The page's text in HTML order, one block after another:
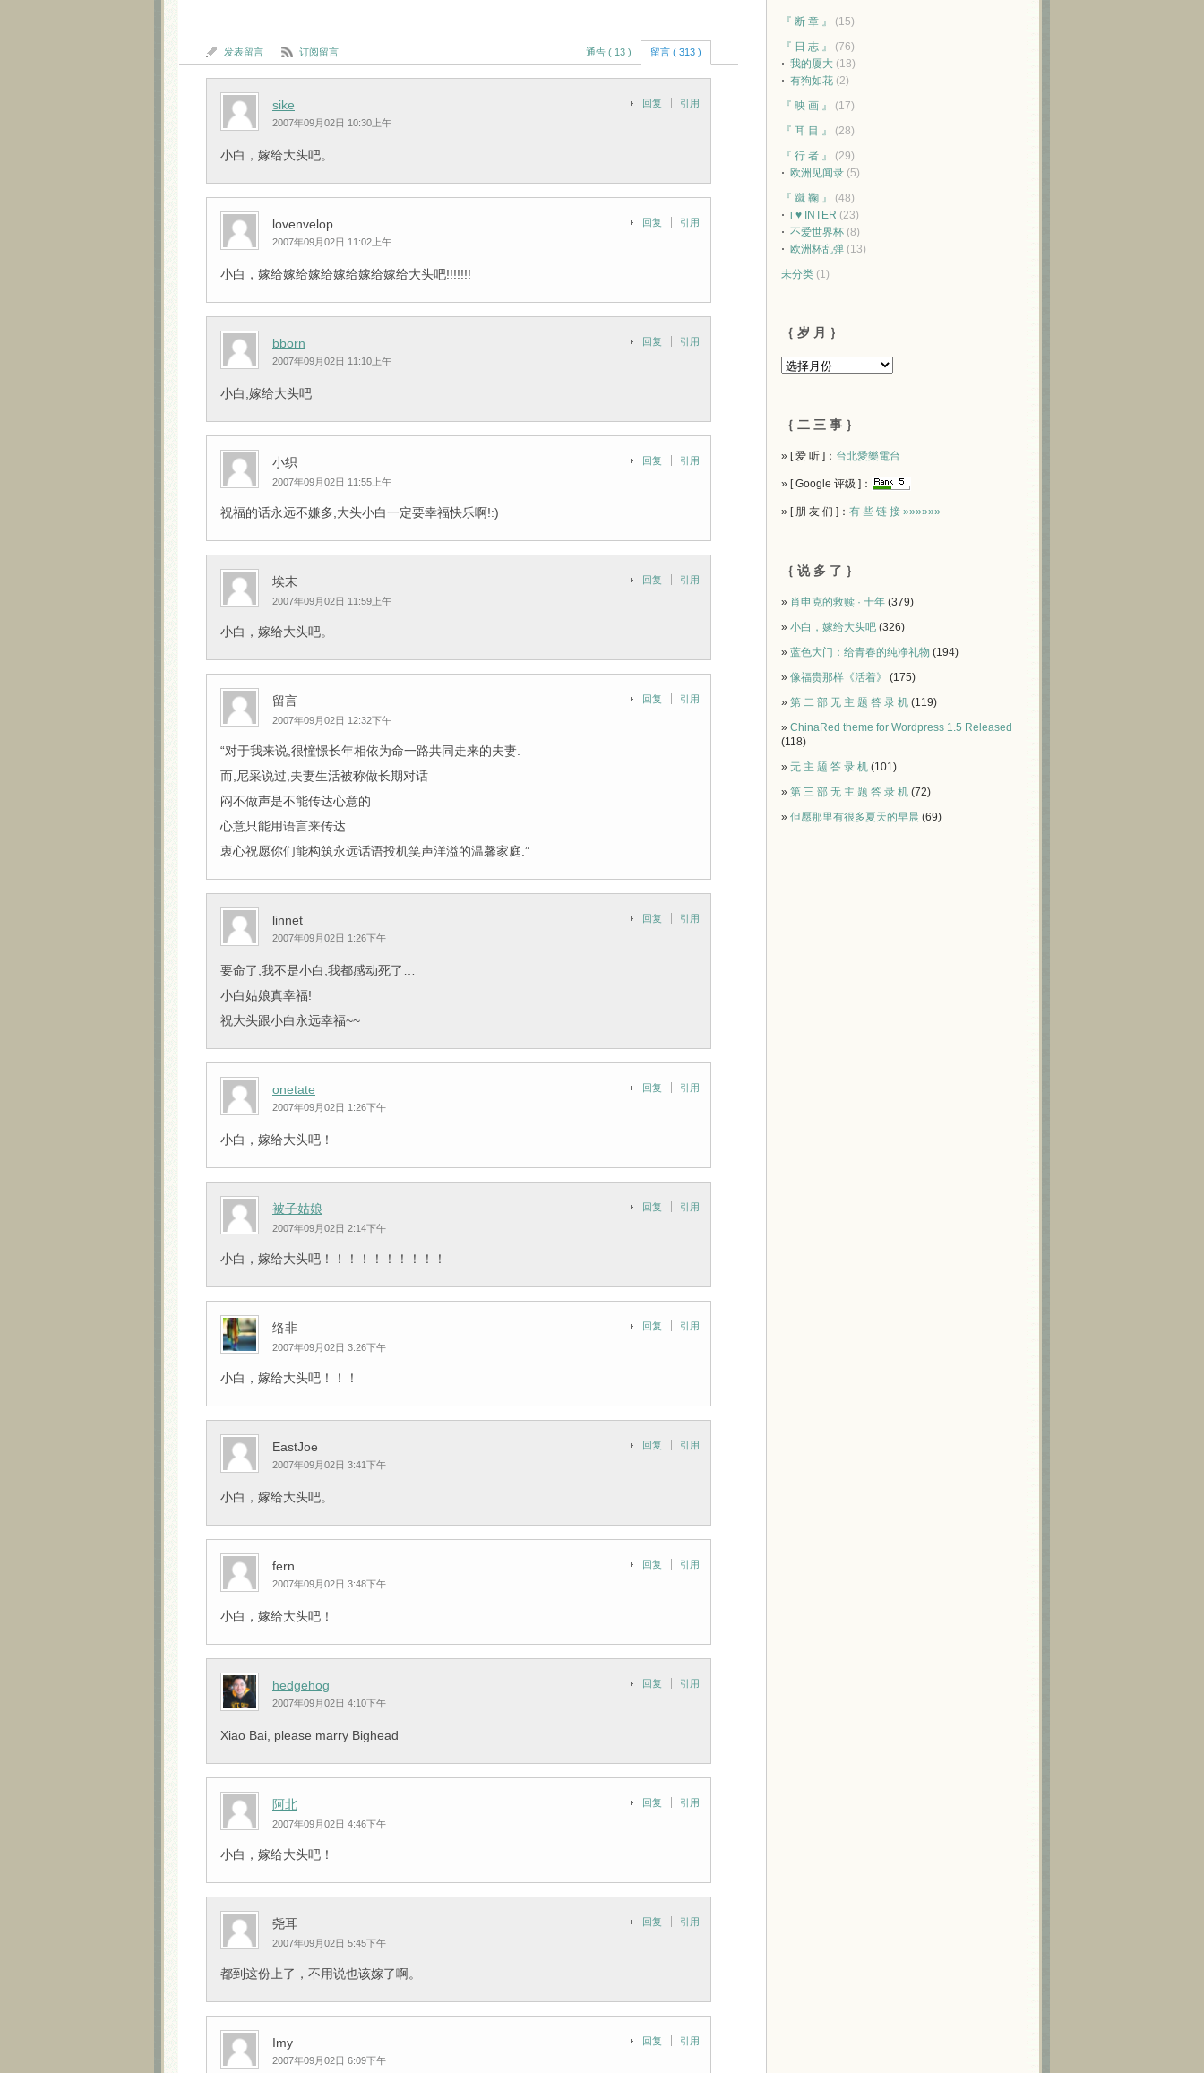
发表留言 订阅留言 通告 ( 13 ) 留言 ( 313 )
sike
2007年09月02日 10:30上午
回复 引用
小白，嫁给大头吧。
lovenvelop
2007年09月02日 11:02上午
回复 引用
小白，嫁给嫁给嫁给嫁给嫁给嫁给大头吧!!!!!!!
bborn
2007年09月02日 11:10上午
回复 引用
小白,嫁给大头吧
小织
2007年09月02日 11:55上午
回复 引用
祝福的话永远不嫌多,大头小白一定要幸福快乐啊!:)
埃末
2007年09月02日 11:59上午
回复 引用
小白，嫁给大头吧。
留言
2007年09月02日 12:32下午
回复 引用
“对于我来说,很憧憬长年相依为命一路共同走来的夫妻.
而,尼采说过,夫妻生活被称做长期对话
闷不做声是不能传达心意的
心意只能用语言来传达
衷心祝愿你们能构筑永远话语投机笑声洋溢的温馨家庭.”
linnet
2007年09月02日 1:26下午
回复 引用
要命了,我不是小白,我都感动死了…
小白姑娘真幸福!
祝大头跟小白永远幸福~~
onetate
2007年09月02日 1:26下午
回复 引用
小白，嫁给大头吧！
被子姑娘
2007年09月02日 2:14下午
回复 引用
小白，嫁给大头吧！！！！！！！！！！
络非
2007年09月02日 3:26下午
回复 引用
小白，嫁给大头吧！！！
EastJoe
2007年09月02日 3:41下午
回复 引用
小白，嫁给大头吧。
fern
2007年09月02日 3:48下午
回复 引用
小白，嫁给大头吧！
hedgehog
2007年09月02日 4:10下午
回复 引用
Xiao Bai, please marry Bighead
阿北
2007年09月02日 4:46下午
回复 引用
小白，嫁给大头吧！
尧耳
2007年09月02日 5:45下午
回复 引用
都到这份上了，不用说也该嫁了啊。
Imy
2007年09月02日 6:09下午
回复 引用
『 断 章 』
(15)
『 日 志 』
(76)
我的厦大 (18)
有狗如花 (2)
『 映 画 』
(17)
『 耳 目 』
(28)
『 行 者 』
(29)
欧洲见闻录 (5)
『 蹴 鞠 』
(48)
i ♥ INTER (23)
不爱世界杯 (8)
欧洲杯乱弹 (13)
未分类 (1)
｛ 岁 月 ｝
｛ 二 三 事 ｝
» [ 爱 听 ]： 台北愛樂電台
» [ Google 评级 ]：
» [ 朋 友 们 ]： 有 些 链 接 »»»»»»
｛ 说 多 了 ｝
» 肖申克的救赎 · 十年 (379)
» 小白，嫁给大头吧 (326)
» 蓝色大门：给青春的纯净礼物 (194)
» 像福贵那样《活着》
(175)
» 第 二 部 无 主 题 答 录 机 (119)
» ChinaRed theme for Wordpress 1.5 Released
(118)
» 无 主 题 答 录 机 (101)
» 第 三 部 无 主 题 答 录 机 (72)
» 但愿那里有很多夏天的早晨 (69)